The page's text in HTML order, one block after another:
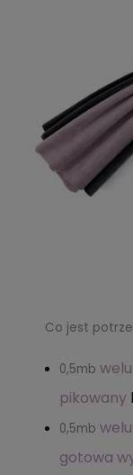
Co jest
0,5mb
pikowany
0,5mb
gotowa